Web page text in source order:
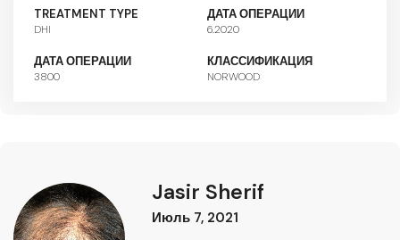
TREATMENT TYPE
DHI
ДАТА ОПЕРАЦИИ
6.2020
ДАТА ОПЕРАЦИИ
3800
КЛАССИФИКАЦИЯ
NORWOOD
Jasir Sherif
Июль 7, 2021